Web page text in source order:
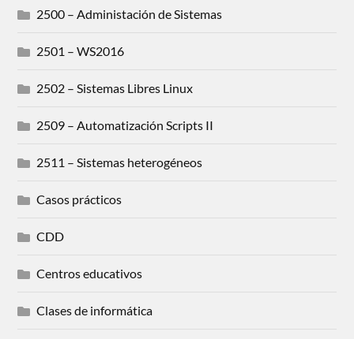
2500 – Administación de Sistemas
2501 – WS2016
2502 – Sistemas Libres Linux
2509 – Automatización Scripts II
2511 – Sistemas heterogéneos
Casos prácticos
CDD
Centros educativos
Clases de informática